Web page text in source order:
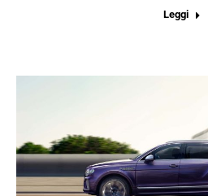
Leggi